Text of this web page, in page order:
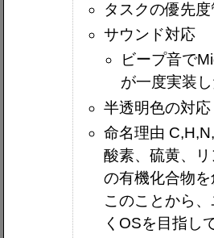
タスクの優先度
サウンド対応
ビープ音で
が一度実装し
半透明色の対応
命名理由
酸素、硫黄、
の有機化合物
このことから
くOSを目指し